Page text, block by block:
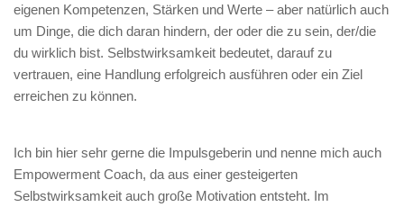
eigenen Kompetenzen, Stärken und Werte – aber natürlich auch
um Dinge, die dich daran hindern, der oder die zu sein, der/die
du wirklich bist. Selbstwirksamkeit bedeutet, darauf zu
vertrauen, eine Handlung erfolgreich ausführen oder ein Ziel
erreichen zu können.
Ich bin hier sehr gerne die Impulsgeberin und nenne mich auch
Empowerment Coach, da aus einer gesteigerten
Selbstwirksamkeit auch große Motivation entsteht. Im